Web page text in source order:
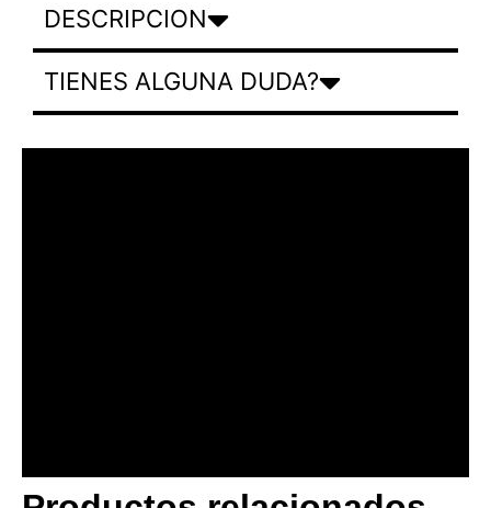
DESCRIPCION
TIENES ALGUNA DUDA?